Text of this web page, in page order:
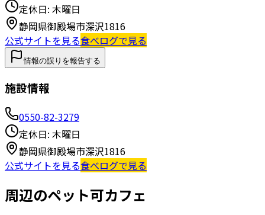
定休日: 木曜日
静岡県御殿場市深沢1816
公式サイトを見る食べログで見る
情報の誤りを報告する
施設情報
0550-82-3279
定休日: 木曜日
静岡県御殿場市深沢1816
公式サイトを見る食べログで見る
周辺のペット可カフェ